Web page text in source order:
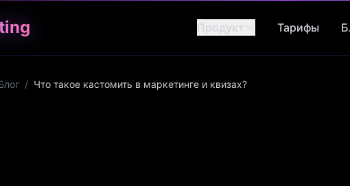
Продукт Тарифы
/ Что такое кастомить в маркетинге и квизах?